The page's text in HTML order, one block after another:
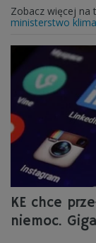
Zobacz więcej na
ministerstwo
KE chce
niemoc.